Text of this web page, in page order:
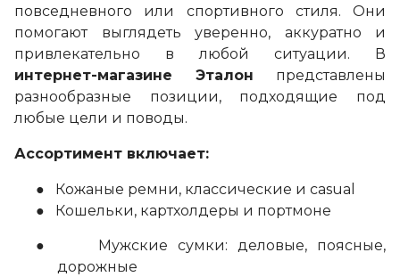
повседневного или спортивного стиля. Они
помогают выглядеть уверенно, аккуратно и
привлекательно в любой ситуации. В
интернет-магазине Эталон представлены
разнообразные позиции, подходящие под
любые цели и поводы.
Ассортимент включает:
●
Кожаные ремни, классические и casual
●
Кошельки, картхолдеры и портмоне
●
Мужские сумки: деловые, поясные,
дорожные